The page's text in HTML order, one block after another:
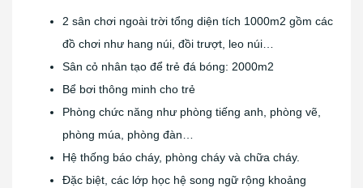
2 sân chơi ngoài trời tổng diện tích 1000m2 gồm các
đồ chơi như hang núi, đồi trượt, leo núi…
Sân cỏ nhân tạo để trẻ đá bóng: 2000m2
Bể bơi thông minh cho trẻ
Phòng chức năng như phòng tiếng anh, phòng vẽ,
phòng múa, phòng đàn…
Hệ thống báo cháy, phòng cháy và chữa cháy.
Đặc biệt, các lớp học hệ song ngữ rộng khoảng